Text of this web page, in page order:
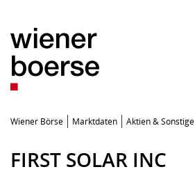
Wiener Börse Marktdaten Aktien & Sonstige
FIRST SOLAR INC